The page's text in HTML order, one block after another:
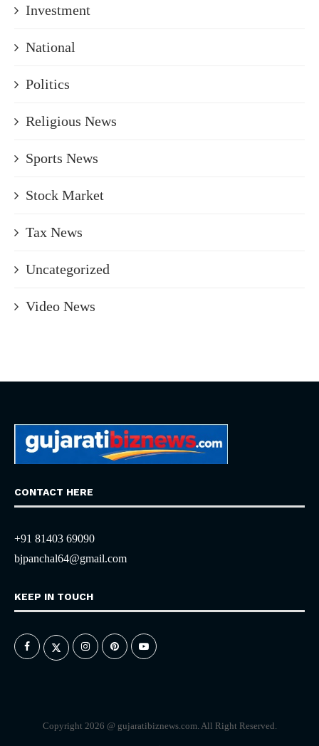
Investment
National
Politics
Religious News
Sports News
Stock Market
Tax News
Uncategorized
Video News
CONTACT HERE
+91 81403 69090
bjpanchal64@gmail.com
KEEP IN TOUCH
Copyright 2026 @ gujaratibiznews.com. All Right Reserved.